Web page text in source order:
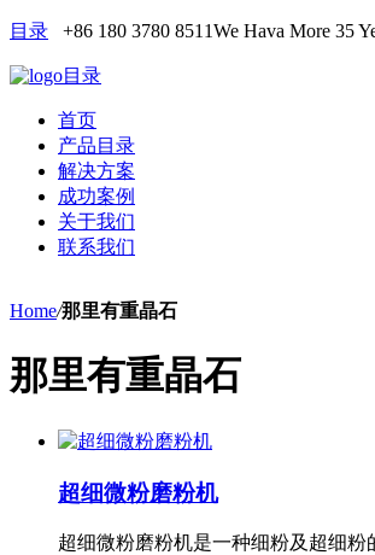
目录 +86 180 3780 8511We Hava More 35
目录
首页
产品目录
解决方案
成功案例
关于我们
联系我们
Home/那里有重晶石
那里有重晶石
超细微粉磨粉机
超细微粉磨粉机是一种细粉及超细粉